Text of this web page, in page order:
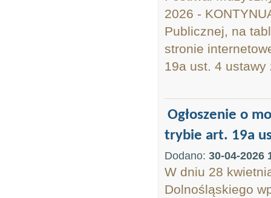
2026 -
Publicznej, na
stronie
19a ust. 4 ustawy
Ogłoszenie o
trybie art. 19a
Dodano: 30-04-2026
W dniu 28
Dolnośląskiego